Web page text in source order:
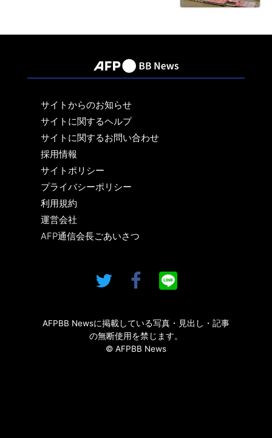
サイトからのお知らせ
サイトに関するヘルプ
サイトに関するお問い合わせ
採用情報
サイトポリシー
プライバシーポリシー
利用規約
運営会社
AFP通信会長ごあいさつ
AFPBB Newsに掲載している写真・見出し・記事
の無断使用を禁じます。
© AFPBB News